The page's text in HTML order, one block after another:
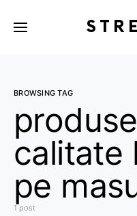
BROWSING TAG
calitate
pe
1 post